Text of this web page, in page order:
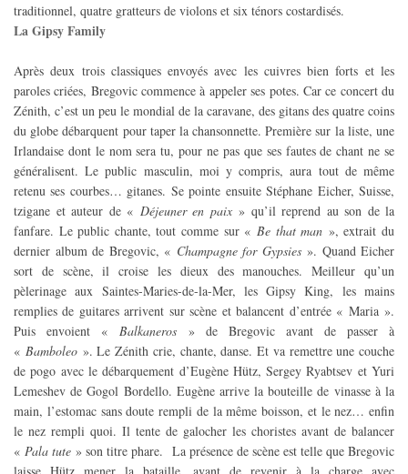
traditionnel, quatre gratteurs de violons et six ténors costardisés.
La Gipsy Family
Après deux trois classiques envoyés avec les cuivres bien forts et les
paroles criées, Bregovic commence à appeler ses potes. Car ce concert du
Zénith, c’est un peu le mondial de la caravane, des gitans des quatre coins
du globe débarquent pour taper la chansonnette. Première sur la liste, une
Irlandaise dont le nom sera tu, pour ne pas que ses fautes de chant ne se
généralisent. Le public masculin, moi y compris, aura tout de même
retenu ses courbes… gitanes. Se pointe ensuite Stéphane Eicher, Suisse,
tzigane et auteur de « Déjeuner en paix» qu’il reprend au son de la
fanfare. Le public chante, tout comme sur « Be that man », extrait du
dernier album de Bregovic, « Champagne for Gypsies ». Quand Eicher
sort de scène, il croise les dieux des manouches. Meilleur qu’un
pèlerinage aux Saintes-Maries-de-la-Mer, les Gipsy King, les mains
remplies de guitares arrivent sur scène et balancent d’entrée « Maria ».
Puis envoient « Balkaneros » de Bregovic avant de passer à
« Bamboleo ». Le Zénith crie, chante, danse. Et va remettre une couche
de pogo avec le débarquement d’Eugène Hütz, Sergey Ryabtsev et Yuri
Lemeshev de Gogol Bordello. Eugène arrive la bouteille de vinasse à la
main, l’estomac sans doute rempli de la même boisson, et le nez… enfin
le nez rempli quoi. Il tente de galocher les choristes avant de balancer
« Pala tute» son titre phare. La présence de scène est telle que Bregovic